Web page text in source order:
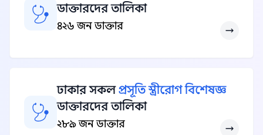
ডাক্তারদের তালিকা
৪২৬ জন ডাক্তার
ঢাকার সকলপ্রসূতি স্ত্রীরোগ বিশেষজ্ঞ
ডাক্তারদের তালিকা
২৮৯ জন ডাক্তার